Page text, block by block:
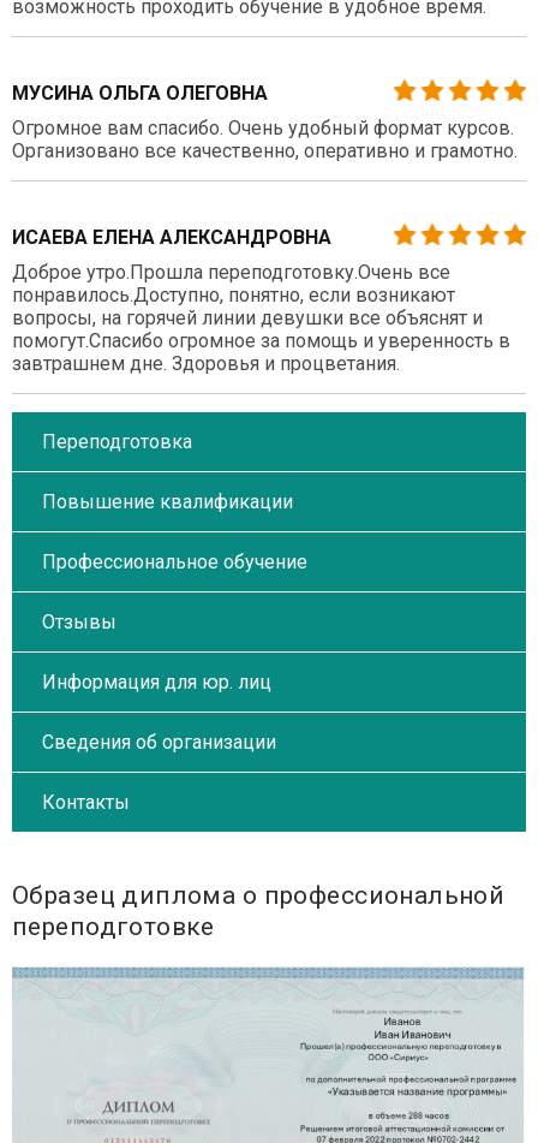
возможность проходить обучение в удобное время.
МУСИНА ОЛЬГА ОЛЕГОВНА
Огромное вам спасибо. Очень удобный формат курсов.
Организовано все качественно, оперативно и грамотно.
ИСАЕВА ЕЛЕНА АЛЕКСАНДРОВНА
Доброе утро.Прошла переподготовку.Очень все
понравилось.Доступно, понятно, если возникают
вопросы, на горячей линии девушки все объяснят и
помогут.Спасибо огромное за помощь и уверенность в
завтрашнем дне. Здоровья и процветания.
Переподготовка
Повышение квалификации
Профессиональное обучение
Отзывы
Информация для юр. лиц
Сведения об организации
Контакты
Образец диплома о профессиональной
переподготовке